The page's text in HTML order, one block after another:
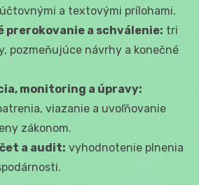
a textovými prílohami.
prerokovanie a schválenie: tri
pozmeňujúce návrhy a konečné
monitoring a úpravy:
viazanie a uvoľňovanie
zákonom.
a audit: vyhodnotenie plnenia